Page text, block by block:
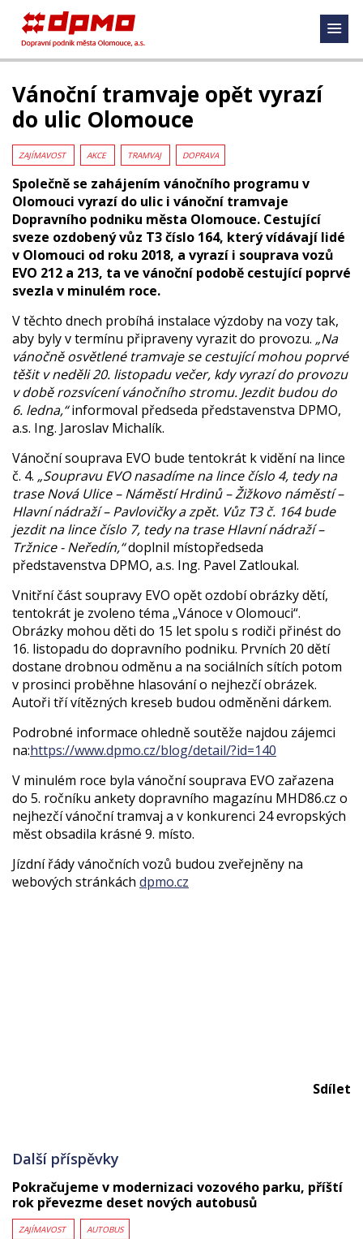
Vánoční tramvaje opět vyrazí
do ulic Olomouce
ZAJÍMAVOST AKCE TRAMVAJ DOPRAVA
Společně se zahájením vánočního programu v
Olomouci vyrazí do ulic i vánoční tramvaje
Dopravního podniku města Olomouce. Cestující
sveze ozdobený vůz T3 číslo 164, který vídávají lidé
v Olomouci od roku 2018, a vyrazí i souprava vozů
EVO 212 a 213, ta ve vánoční podobě cestující poprvé
svezla v minulém roce.
V těchto dnech probíhá instalace výzdoby na vozy tak,
aby byly v termínu připraveny vyrazit do provozu. „Na
vánočně osvětlené tramvaje se cestující mohou poprvé
těšit v neděli 20. listopadu večer, kdy vyrazí do provozu
v době rozsvícení vánočního stromu. Jezdit budou do
6. ledna,“informoval předseda představenstva DPMO,
a.s. Ing. Jaroslav Michalík.
Vánoční souprava EVO bude tentokrát k vidění na lince
č. 4. „Soupravu EVO nasadíme na lince číslo 4, tedy na
trase Nová Ulice – Náměstí Hrdinů – Žižkovo náměstí –
Hlavní nádraží – Pavlovičky a zpět. Vůz T3 č. 164 bude
jezdit na lince číslo 7, tedy na trase Hlavní nádraží –
Tržnice - Neředín,“doplnil místopředseda
představenstva DPMO, a.s. Ing. Pavel Zatloukal.
Vnitřní část soupravy EVO opět ozdobí obrázky dětí,
tentokrát je zvoleno téma „Vánoce v Olomouci“.
Obrázky mohou děti do 15 let spolu s rodiči přinést do
16. listopadu do dopravního podniku. Prvních 20 dětí
dostane drobnou odměnu a na sociálních sítích potom
v prosinci proběhne hlasování o nejhezčí obrázek.
Autoři tří vítězných kreseb budou odměněni dárkem.
Podrobné informace ohledně soutěže najdou zájemci
na:https://www.dpmo.cz/blog/detail/?id=140
V minulém roce byla vánoční souprava EVO zařazena
do 5. ročníku ankety dopravního magazínu MHD86.cz o
nejhezčí vánoční tramvaj a v konkurenci 24 evropských
měst obsadila krásné 9. místo.
Jízdní řády vánočních vozů budou zveřejněny na
webových stránkách dpmo.cz
Sdílet
Další příspěvky
Pokračujeme v modernizaci vozového parku, příští
rok převezme deset nových autobusů
ZAJÍMAVOST AUTOBUS